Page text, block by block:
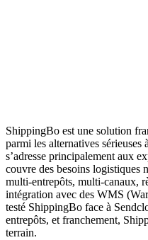
ShippingBo est une solution
parmi les alternatives
s’adresse principalement aux
couvre des besoins logistiques
multi-entrepôts, multi-canaux,
intégration avec des WMS
testé ShippingBo face à
entrepôts, et franchement,
terrain.